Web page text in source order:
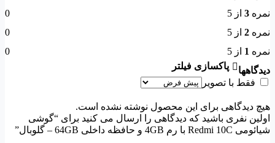
نمره 3 از 5
0
نمره 2 از 5
0
نمره 1 از 5
0
دیدگاهها
پاکسازی فیلتر
فقط با تصویر
هیچ دیدگاهی برای این محصول نوشته نشده است.
اولین نفری باشید که دیدگاهی را ارسال می کنید برای “گوشی
شیائومی Redmi 10C با رم 4GB و حافظه داخلی 64GB – گلوبال”